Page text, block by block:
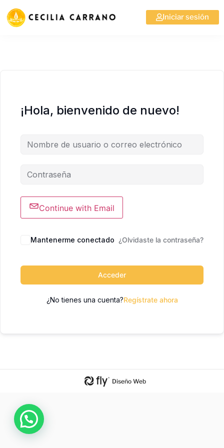
Iniciar sesión
¡Hola, bienvenido de nuevo!
Continue with Email
Mantenerme conectado ¿Olvidaste la contraseña?
Acceder
¿No tienes una cuenta?Regístrate ahora
Diseño Web